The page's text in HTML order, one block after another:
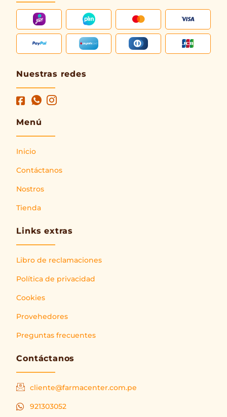
Nuestras redes
Menú
Inicio
Contáctanos
Nostros
Tienda
Links extras
Libro de reclamaciones
Política de privacidad
Cookies
Provehedores
Preguntas frecuentes
Contáctanos
cliente@farmacenter.com.pe
921303052